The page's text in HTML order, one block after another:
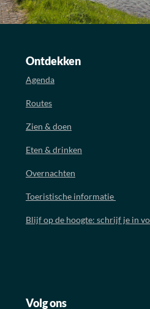
Ontdekken
Agenda
Routes
Zien & doen
Eten & drinken
Overnachten
Toeristische informatie
Blijf op de hoogte: schrijf je in
Volg ons